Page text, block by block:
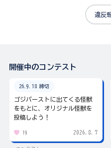
違反
開催中のコンテスト
26.9.18 締切
ゴジバーストに出てくる怪獣
をもとに、オリジナル怪獣を
投稿しよう！
19 2026.8.7